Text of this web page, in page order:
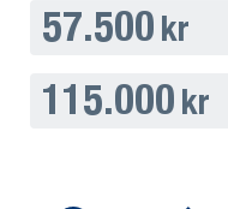
57.500 kr
115.000 kr